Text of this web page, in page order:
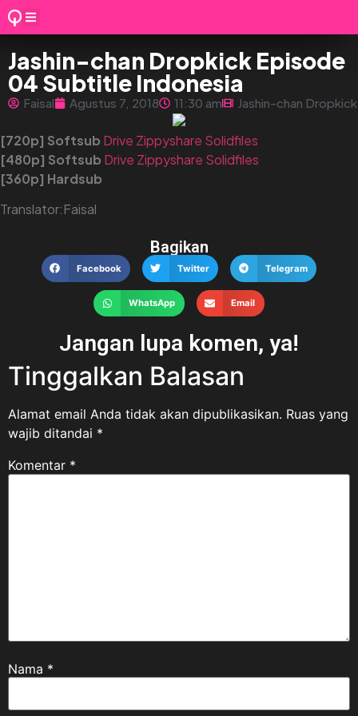
Jashin-chan Dropkick Episode
04 Subtitle Indonesia
Faisal Agustus 7, 2018 11:30 am Jashin-chan Dropkick
[720p] Softsub Drive Zippyshare Solidfiles
[480p] Softsub Drive Zippyshare Solidfiles
[360p] Hardsub
Translator:Faisal
Bagikan
Facebook Twitter Telegram
WhatsApp Email
Jangan lupa komen, ya!
Tinggalkan Balasan
Alamat email Anda tidak akan dipublikasikan. Ruas yang
wajib ditandai *
Komentar *
Nama *